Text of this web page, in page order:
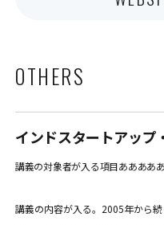
OTHERS
インドスタートアップ
講義の対象者が入る項目あああああ
講義の内容が入る。2005年から